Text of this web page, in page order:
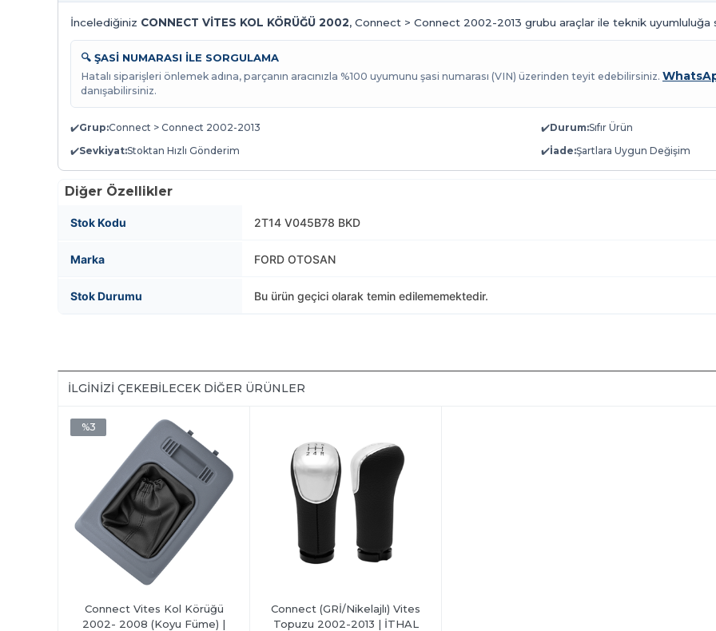
İncelediğiniz CONNECT VİTES KOL KÖRÜĞÜ 2002, Connect > Connect 2002-2013 grubu araçlar ile teknik uyumluluğa
🔍 ŞASİ NUMARASI İLE SORGULAMA
Hatalı siparişleri önlemek adına, parçanın aracınızla %100 uyumunu şasi numarası (VIN) üzerinden teyit edebilirsiniz.
danışabilirsiniz.
✔️Grup:Connect > Connect 2002-2013 ✔️Durum:Sıfır Ürün
✔️Sevkiyat:Stoktan Hızlı Gönderim ✔️İade:Şartlara Uygun Değişim
Diğer Özellikler
Stok Kodu 2T14 V045B78 BKD
Marka FORD OTOSAN
Stok Durumu Bu ürün geçici olarak temin edilememektedir.
İLGINIZI ÇEKEBILECEK DIĞER ÜRÜNLER
Connect Vites Kol Körüğü
2002- 2008 (Koyu Füme) |
%3
Connect (GRİ/Nikelajlı) Vites
Topuzu 2002-2013 | İTHAL